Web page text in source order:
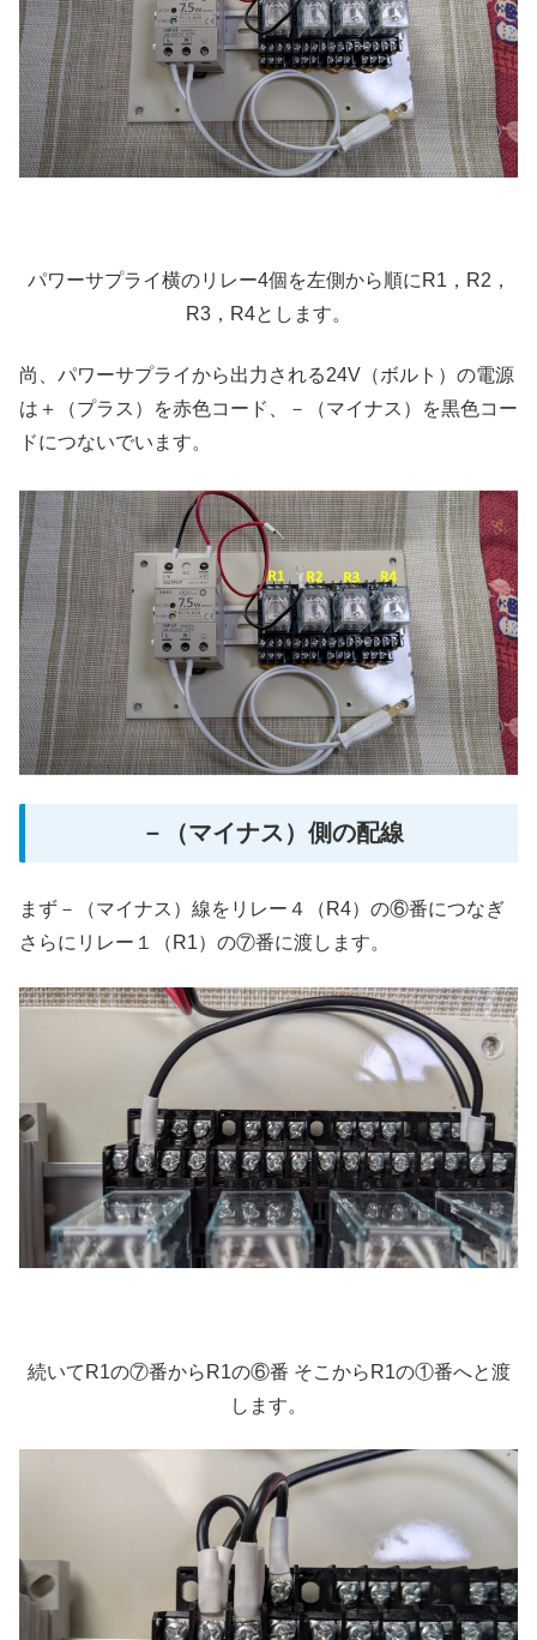
パワーサプライ横のリレー4個を左側から順にR1，R2，
R3，R4とします。
尚、パワーサプライから出力される24V（ボルト）の電源
は＋（プラス）を赤色コード、－（マイナス）を黒色コー
ドにつないでいます。
－（マイナス）側の配線
まず－（マイナス）線をリレー４（R4）の⑥番につなぎ
さらにリレー１（R1）の⑦番に渡します。
続いてR1の⑦番からR1の⑥番 そこからR1の①番へと渡
します。